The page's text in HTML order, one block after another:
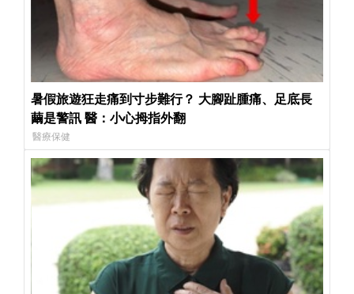
暑假旅遊狂走痛到寸步難行？ 大腳趾腫痛、足底長
繭是警訊 醫：小心拇指外翻
醫療保健